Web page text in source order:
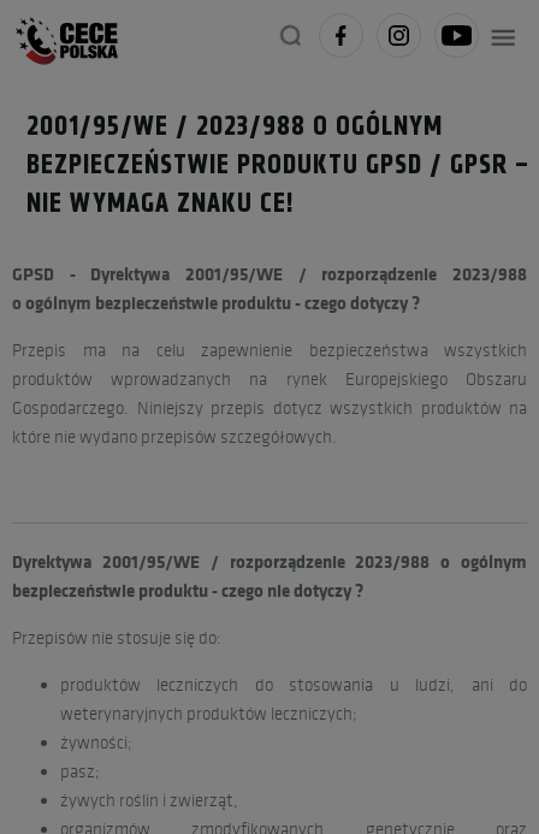
CECE POLSKA INFORMACJE
O NAS OFERTA
WNIOSEK
2001/95/WE / 2023/988 O OGÓLNYM
BEZPIECZEŃSTWIE PRODUKTU GPSD / GPSR –
NIE WYMAGA ZNAKU CE!
GPSD - Dyrektywa 2001/95/WE / rozporządzenie 2023/988
o ogólnym bezpieczeństwie produktu - czego dotyczy ?
Przepis ma na celu zapewnienie bezpieczeństwa wszystkich
produktów wprowadzanych na rynek Europejskiego Obszaru
Gospodarczego. Niniejszy przepis dotycz wszystkich produktów na
które nie wydano przepisów szczegółowych.
Dyrektywa 2001/95/WE / rozporządzenie 2023/988 o ogólnym
bezpieczeństwie produktu - czego nie dotyczy ?
Przepisów nie stosuje się do:
produktów leczniczych do stosowania u ludzi, ani do
weterynaryjnych produktów leczniczych;
żywności;
pasz;
żywych roślin i zwierząt,
organizmów zmodyfikowanych genetycznie oraz